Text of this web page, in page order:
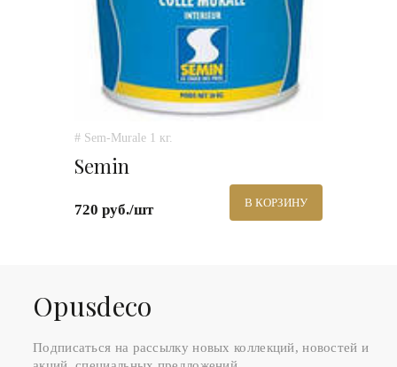
# Sem-Murale 1 кг.
Semin
720 руб./шт В КОРЗИНУ
Оpusdeco
Подписаться на рассылку новых коллекций, новостей и